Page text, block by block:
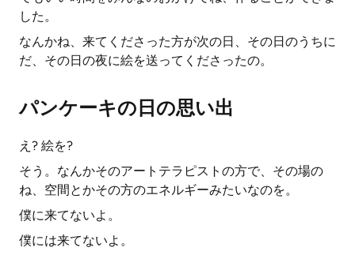
した。
なんかね、来てくださった方が次の日、その日のうちに
だ、その日の夜に絵を送ってくださったの。
パンケーキの日の思い出
え? 絵を?
そう。なんかそのアートテラピストの方で、その場の
ね、空間とかその方のエネルギーみたいなのを。
僕に来てないよ。
僕には来てないよ。